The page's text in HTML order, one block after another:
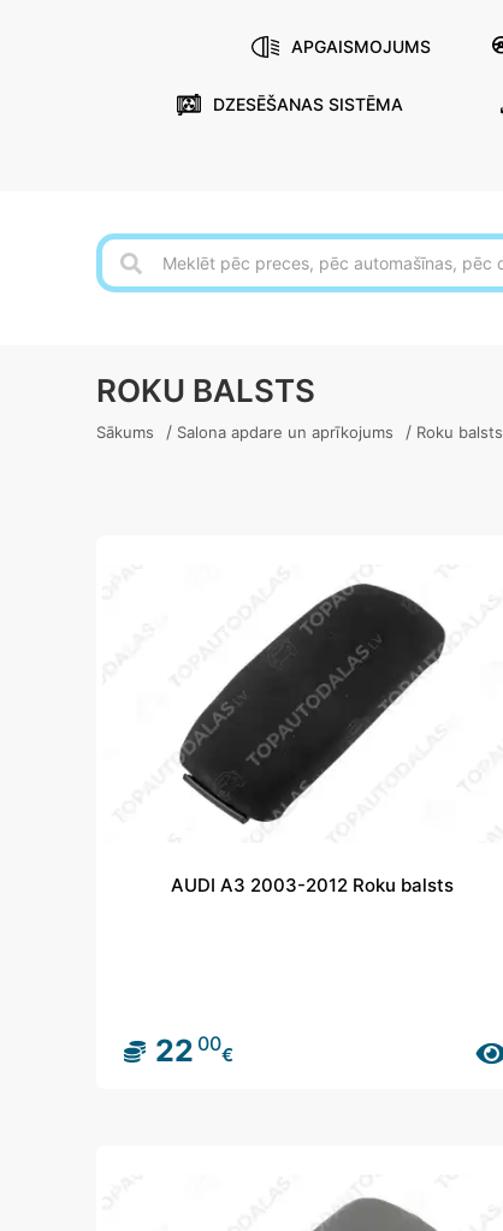
APGAISMOJUMS
DZESĒŠANAS SISTĒMA
ROKU BALSTS
Sākums / Salona apdare un aprīkojums / Roku balsts
AUDI A3 2003-2012 Roku balsts
22 00€